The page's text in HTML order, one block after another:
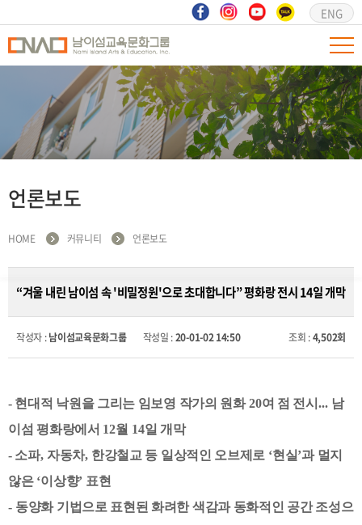
ENG
언론보도
HOME 커뮤니티 언론보도
“겨울 내린 남이섬 속 '비밀정원'으로 초대합니다” 평화랑 전시 14일 개막
작성자 :남이섬교육문화그룹 작성일 :20-01-02 14:50 조회 :4,502회
- 현대적 낙원을 그리는 임보영 작가의 원화20여 점 전시 ... 남
이섬 평화랑에서 12월 14일 개막
- 소파, 자동차, 한강철교 등 일상적인 오브제로 ‘현실’과 멀지
않은 ‘이상향’ 표현
- 동양화 기법으로 표현된 화려한 색감과 동화적인 공간 조성으